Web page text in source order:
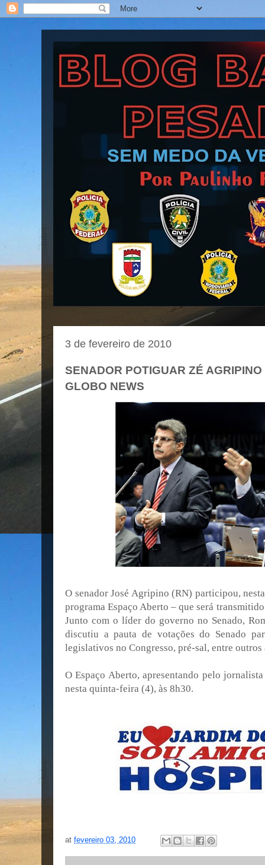
Blog Barra Pesada
3 de fevereiro de 2010
SENADOR POTIGUAR ZÉ
GLOBO NEWS
O senador José Agripino (RN) participou,
programa Espaço Aberto – que será
Junto com o líder do governo no Senado,
discutiu a pauta de votações do Senado
legislativos no Congresso, pré-sal, entre outros
O Espaço Aberto, apresentando pelo
nesta quinta-feira (4), às 8h30.
at fevereiro 03, 2010